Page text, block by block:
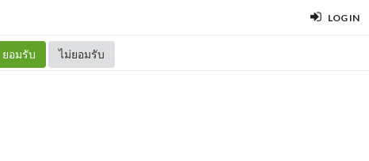
LOG IN
ยอมรับ ไม่ยอมรับ